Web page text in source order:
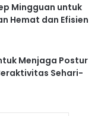
Mingguan untuk
Hemat dan Efisien
Menjaga Postur
Sehari-